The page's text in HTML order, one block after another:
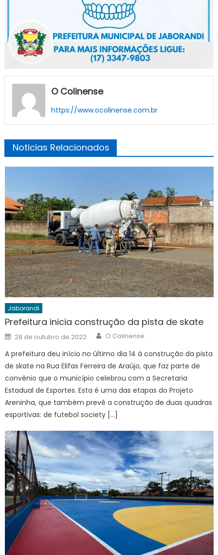
O Colinense
https://www.ocolinense.com.br
Noticias Relacionados
Jaborandi
Prefeitura inicia construção da pista de skate
Posted
on
28 de outubro de 2022 Author
O Colinense
A prefeitura deu início no último dia 14 à construção da pista
de skate na Rua Elifas Ferreira de Araújo, que faz parte de
convênio que o município celebrou com a Secretaria
Estadual de Esportes. Esta é uma das etapas do Projeto
Areninha, que também prevê a construção de duas quadras
esportivas: de futebol society […]